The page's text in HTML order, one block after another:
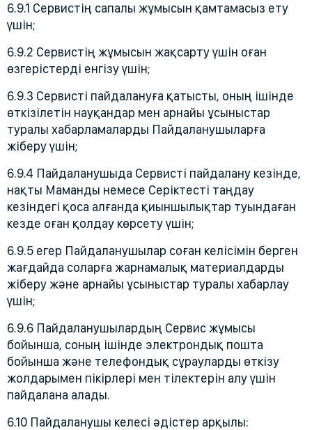
6.9.1 Сервистің сапалы жұмысын қамтамасыз ету
үшін;
6.9.2 Сервистің жұмысын жақсарту үшін оған
өзгерістерді енгізу үшін;
6.9.3 Сервисті пайдалануға қатысты, оның ішінде
өткізілетін науқандар мен арнайы ұсыныстар
туралы хабарламаларды Пайдаланушыларға
жіберу үшін;
6.9.4 Пайдаланушыда Сервисті пайдалану кезінде,
нақты Маманды немесе Серіктесті таңдау
кезіндегі қоса алғанда қиыншылықтар туындаған
кезде оған қолдау көрсету үшін;
6.9.5 егер Пайдаланушылар соған келісімін берген
жағдайда соларға жарнамалық материалдарды
жіберу және арнайы ұсыныстар туралы хабарлау
үшін;
6.9.6 Пайдаланушылардың Сервис жұмысы
бойынша, соның ішінде электрондық пошта
бойынша және телефондық сұрауларды өткізу
жолдарымен пікірлері мен тілектерін алу үшін
пайдалана алады.
6.10 Пайдаланушы келесі әдістер арқылы: